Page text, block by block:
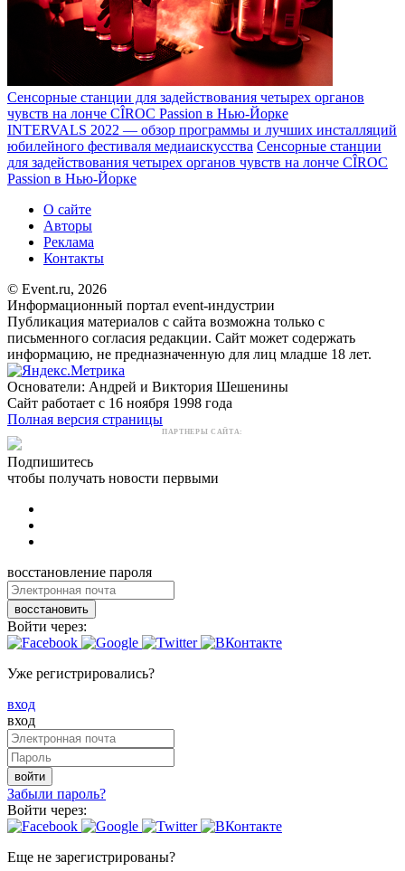
Сенсорные станции для задействования четырех органов
чувств на лонче CÎROC Passion в Нью-Йорке
INTERVALS 2022 — обзор программы и лучших инсталляций
юбилейного фестиваля медиаискусства Сенсорные станции
для задействования четырех органов чувств на лонче CÎROC
Passion в Нью-Йорке
О сайте
Авторы
Реклама
Контакты
© Event.ru, 2026
Информационный портал event-индустрии
Публикация материалов с сайта возможна только с
письменного согласия редакции. Сайт может содержать
информацию, не предназначенную для лиц младше 18 лет.
Основатели: Андрей и Виктория Шешенины
Сайт работает с 16 ноября 1998 года
Полная версия страницы
ПАРТНЕРЫ САЙТА:
Подпишитесь
чтобы получать новости первыми
восстановление пароля
восстановить
Войти через:
Уже регистрировались?
вход
вход
войти
Забыли пароль?
Войти через:
Еще не зарегистрированы?